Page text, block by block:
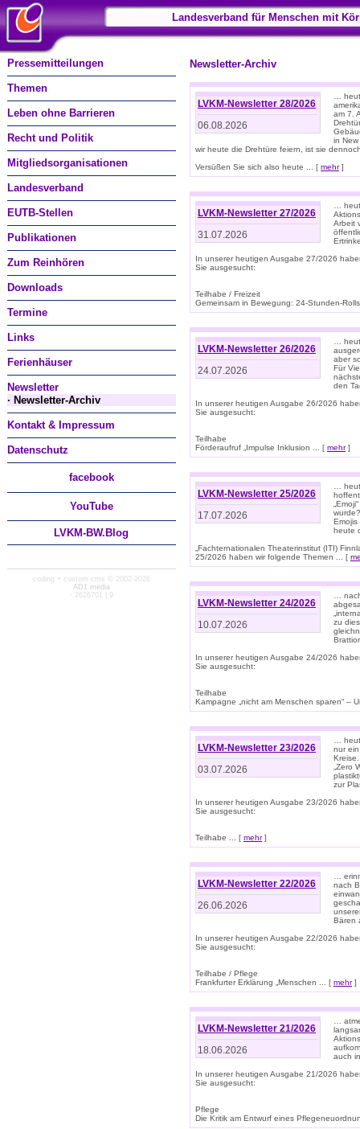
Landesverband für Menschen mit
Pressemitteilungen
Themen
Leben ohne Barrieren
Recht und Politik
Mitgliedsorganisationen
Landesverband
EUTB-Stellen
Publikationen
Zum Reinhören
Downloads
Termine
Links
Ferienhäuser
Newsletter
· Newsletter-Archiv
Kontakt & Impressum
Datenschutz
facebook
YouTube
LVKM-BW.Blog
coding + custom cms © 2002-2026
AD1 media
· 2626701 | 9
Newsletter-Archiv
LVKM-Newsletter 28/2026
06.08.2026
…
am 7.
in
wir heute die Drehtüre feiern, ist sie
Versüßen Sie sich also heute ... [ mehr]
LVKM-Newsletter 27/2026
31.07.2026
…
Arbeit
In unserer heutigen Ausgabe 27/2026
Sie ausgesucht:
Teilhabe / Freizeit
Gemeinsam in Bewegung: 24-Stunden-
LVKM-Newsletter 26/2026
24.07.2026
…
aber
Für
den
In unserer heutigen Ausgabe 26/2026
Sie ausgesucht:
Teilhabe
Förderaufruf „Impulse Inklusion ... [ mehr]
LVKM-Newsletter 25/2026
17.07.2026
…
Emojis
heute
„Fachternationalen Theaterinstitut (ITI)
25/2026 haben wir folgende Themen ... [
LVKM-Newsletter 24/2026
10.07.2026
…
zu
In unserer heutigen Ausgabe 24/2026
Sie ausgesucht:
Teilhabe
Kampagne „nicht am Menschen sparen“ –
LVKM-Newsletter 23/2026
03.07.2026
…
nur
„Zero
zur
In unserer heutigen Ausgabe 23/2026
Sie ausgesucht:
Teilhabe ... [ mehr]
LVKM-Newsletter 22/2026
26.06.2026
…
nach
Bären
In unserer heutigen Ausgabe 22/2026
Sie ausgesucht:
Teilhabe / Pflege
Frankfurter Erklärung „Menschen ... [ mehr]
LVKM-Newsletter 21/2026
18.06.2026
…
auch
In unserer heutigen Ausgabe 21/2026
Sie ausgesucht:
Pflege
Die Kritik am Entwurf eines